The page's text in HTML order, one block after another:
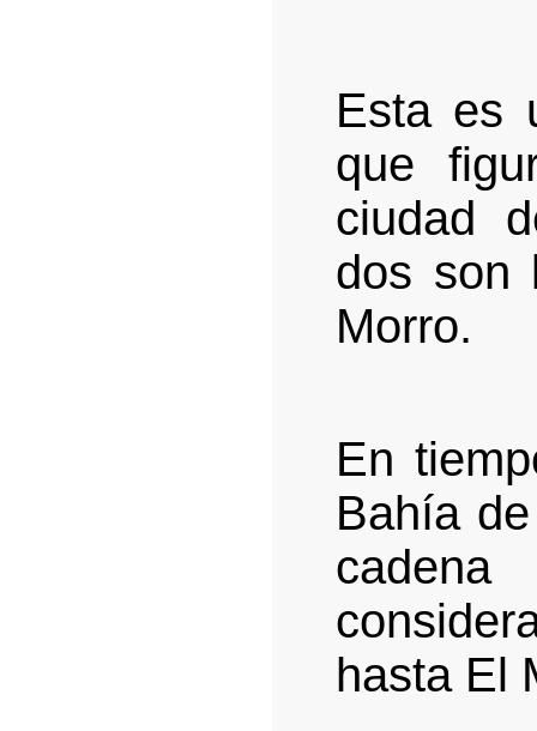
Esta es
que
ciudad
dos son
Morro.
En
Bahía
hasta El